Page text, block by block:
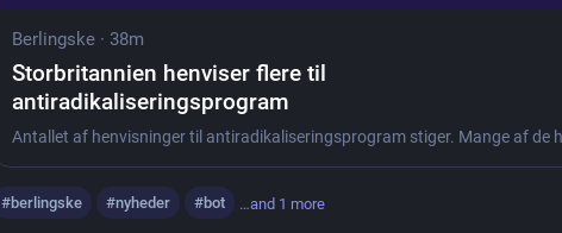
Berlingske· 38m
Storbritannien henviser flere til
antiradikaliseringsprogram
#berlingske #nyheder #bot …and 1 more